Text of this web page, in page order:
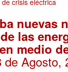
nuevas
las
medio
de Agosto,